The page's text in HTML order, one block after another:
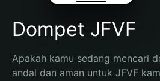
Dompet JFVF
Apakah kamu sedang mencari
andal dan aman untuk JFVF